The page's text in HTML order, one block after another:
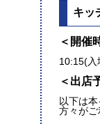
キッ
＜開催
10:15(入
＜出店
以下は
方々が